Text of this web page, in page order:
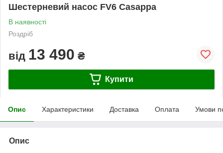
Шестерневий насос FV6 Casappa
В наявності
Роздріб
від 13 490 ₴
Купити
Опис Характеристики Доставка Оплата Умови
Опис